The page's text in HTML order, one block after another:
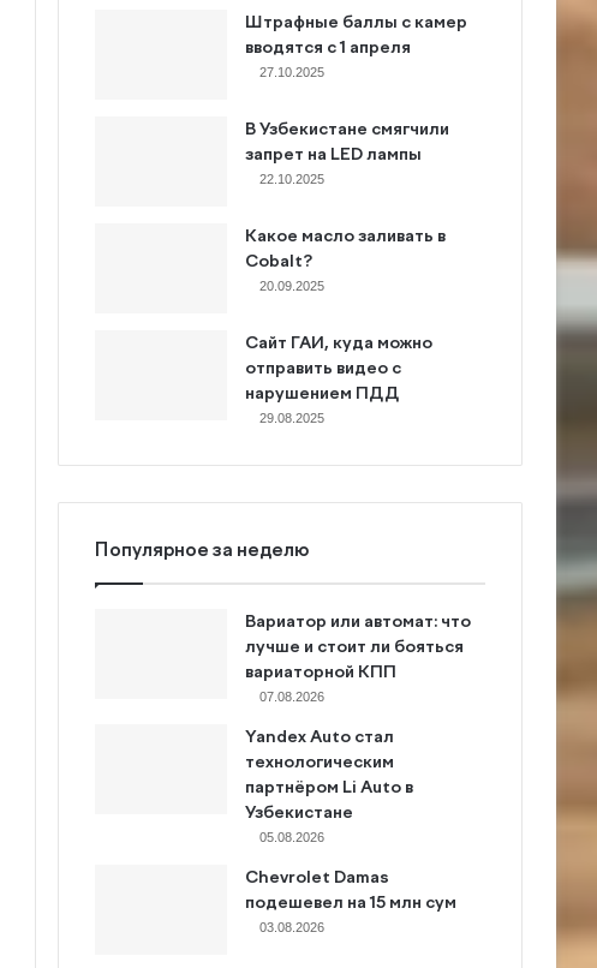
Штрафные баллы с камер
вводятся с 1 апреля
27.10.2025
В Узбекистане смягчили
запрет на LED лампы
22.10.2025
Какое масло заливать в
Cobalt?
20.09.2025
Сайт ГАИ, куда можно
отправить видео с
нарушением ПДД
29.08.2025
Популярное за неделю
Вариатор или автомат: что
лучше и стоит ли бояться
вариаторной КПП
07.08.2026
Yandex Auto стал
технологическим
партнёром Li Auto в
Узбекистане
05.08.2026
Chevrolet Damas
подешевел на 15 млн сум
03.08.2026